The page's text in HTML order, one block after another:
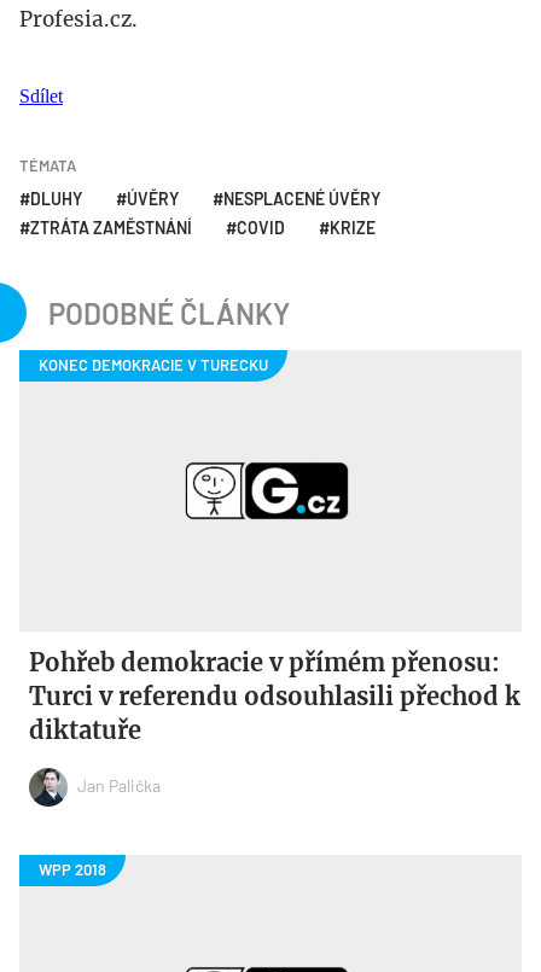
Profesia.cz.
Sdílet
TÉMATA
DLUHY ÚVĚRY
NESPLACENÉ ÚVĚRY
ZTRÁTA ZAMĚSTNÁNÍ
COVID KRIZE
PODOBNÉ ČLÁNKY
Pohřeb demokracie v přímém přenosu:
Turci v referendu odsouhlasili přechod k
diktatuře
Jan Palička